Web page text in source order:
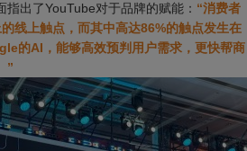
出了YouTube对于品牌的赋能： “消费者
线上触点，而其中高达86%的触点发生在
的AI，能够高效预判用户需求，更快帮商
”